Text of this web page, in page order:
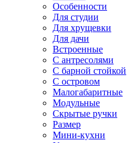
Особенности
Для студии
Для хрущевки
Для дачи
Встроенные
С антресолями
С барной стойкой
С островом
Малогабаритные
Модульные
Скрытые ручки
Размер
Мини-кухни